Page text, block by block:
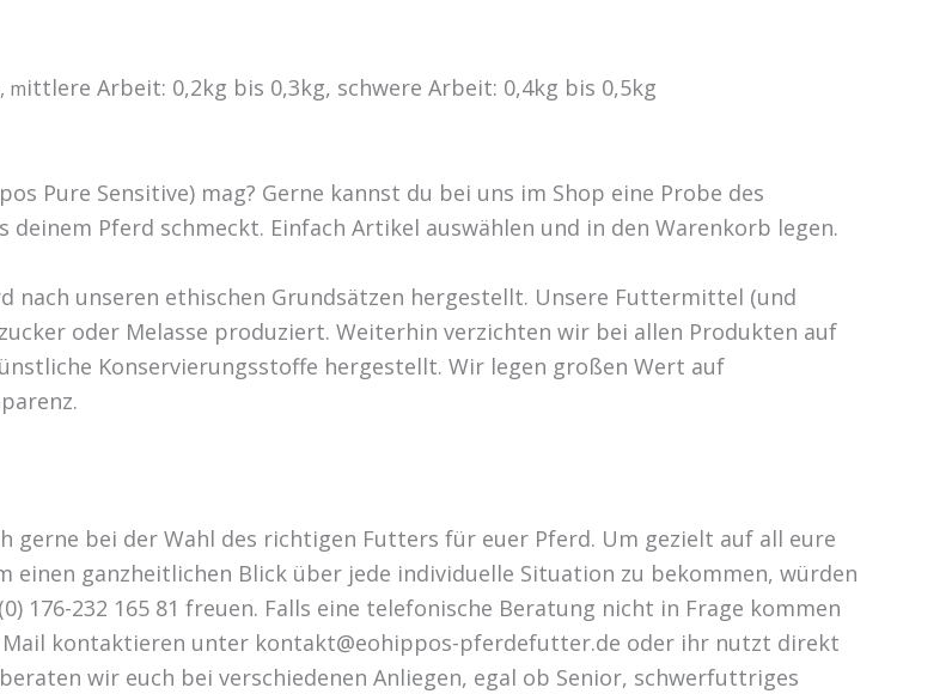
mittlere Arbeit: 0,2kg bis 0,3kg, schwere Arbeit: 0,4kg bis 0,5kg
Pure Sensitive) mag? Gerne kannst du bei uns im Shop eine Probe des
Pferd schmeckt. Einfach Artikel auswählen und in den Warenkorb legen.
nach unseren ethischen Grundsätzen hergestellt. Unsere Futtermittel (und
oder Melasse produziert. Weiterhin verzichten wir bei allen Produkten auf
Konservierungsstoffe hergestellt. Wir legen großen Wert auf
gerne bei der Wahl des richtigen Futters für euer Pferd. Um gezielt auf all eure
einen ganzheitlichen Blick über jede individuelle Situation zu bekommen, würden
176-232 165 81 freuen. Falls eine telefonische Beratung nicht in Frage kommen
kontaktieren unter kontakt@eohippos-pferdefutter.de oder ihr nutzt direkt
wir euch bei verschiedenen Anliegen, egal ob Senior, schwerfuttriges